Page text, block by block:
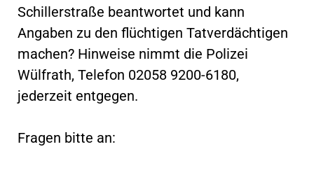
Schillerstraße beantwortet und kann
Angaben zu den flüchtigen Tatverdächtigen
machen? Hinweise nimmt die Polizei
Wülfrath, Telefon 02058 9200-6180,
jederzeit entgegen.
Fragen bitte an: